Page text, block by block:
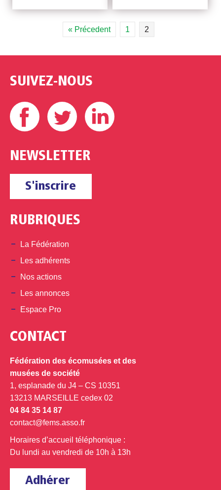
« Précedent 1 2
SUIVEZ-NOUS
Facebook Twitter
NEWSLETTER
S'inscrire
RUBRIQUES
La Fédération
Les adhérents
Nos actions
Les annonces
Espace Pro
CONTACT
Fédération des écomusées et des
musées de société
1, esplanade du J4 – CS 10351
13213 MARSEILLE cedex 02
04 84 35 14 87
contact@fems.asso.fr
Horaires d’accueil téléphonique :
Du lundi au vendredi de 10h à 13h
Adhérer